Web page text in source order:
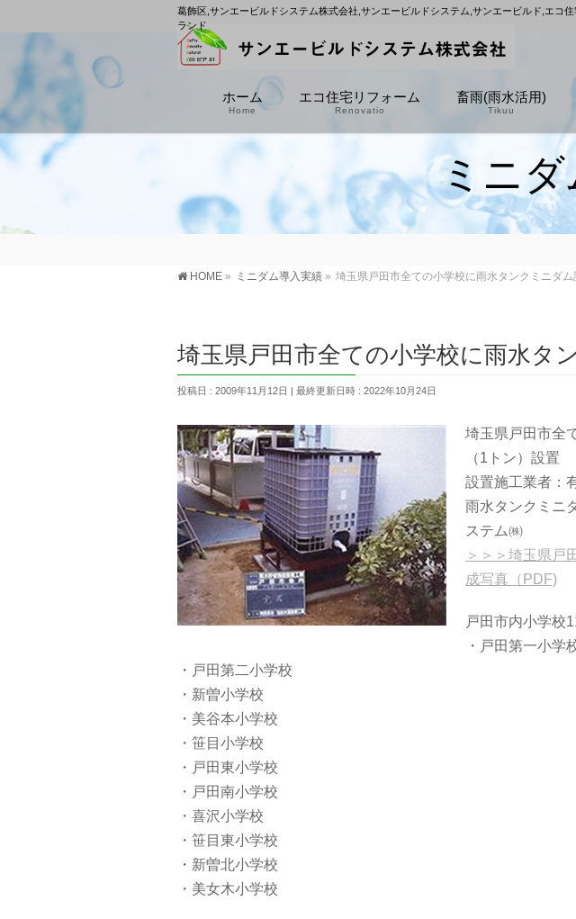
葛飾区,サンエービルドシステム株式会社,サンエービルドシステム,サンエービルド,エコ
ランド
ホーム
Home
エコ住宅リフォーム
Renovatio
畜雨(雨水活用)
Tikuu
ミニダ
HOME » ミニダム導入実績 » 埼玉県戸田市全ての小学校に雨水タンクミニダム
埼玉県戸田市全ての小学校に雨水タ
投稿日 : 2009年11月12日 最終更新日時 : 2022年10月24日
埼玉県戸田市全
（1トン）設置
設置施工業者：
雨水タンクミニ
ステム㈱
＞＞＞埼玉県戸
成写真（PDF)
戸田市内小学校
・戸田第一小学
・戸田第二小学校
・新曽小学校
・美谷本小学校
・笹目小学校
・戸田東小学校
・戸田南小学校
・喜沢小学校
・笹目東小学校
・新曽北小学校
・美女木小学校